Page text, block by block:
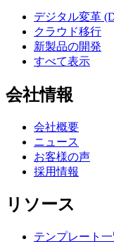
デジタル変革
クラウド移行
新製品の開発
すべて表示
会社情報
会社概要
ニュース
お客様の声
採用情報
リソース
テンプレート